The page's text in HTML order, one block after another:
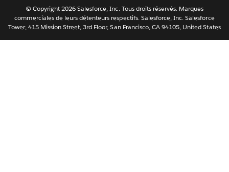
ไทย
简体中文
n
k
e
c
e
b
i
t
t
© Copyright 2026 Salesforce, Inc. Tous droits réservés. Marques
commerciales de leurs détenteurs respectifs. Salesforce, Inc. Salesforce
Tower, 415 Mission Street, 3rd Floor, San Francisco, CA 94105, United States